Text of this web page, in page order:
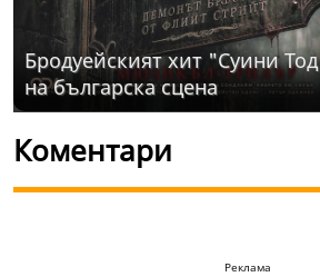
Бродуейският хит "Суини
на българска сцена
Коментари
Реклама